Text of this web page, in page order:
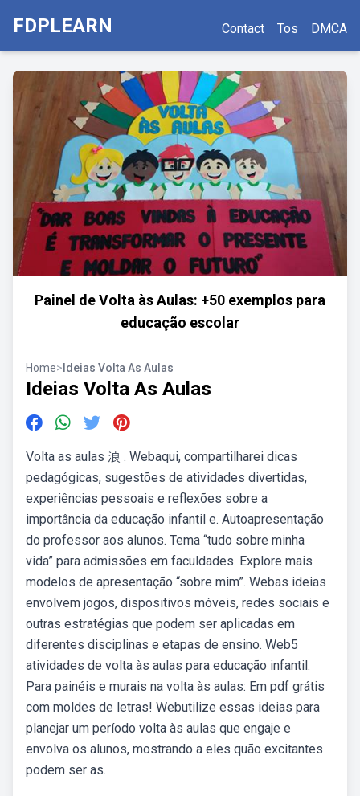
FDPLEARN Contact Tos DMCA
Painel de Volta às Aulas: +50 exemplos para
educação escolar
Home> Ideias Volta As Aulas
Ideias Volta As Aulas
Volta as aulas 浪 . Webaqui, compartilharei dicas
pedagógicas, sugestões de atividades divertidas,
experiências pessoais e reflexões sobre a
importância da educação infantil e. Autoapresentação
do professor aos alunos. Tema “tudo sobre minha
vida” para admissões em faculdades. Explore mais
modelos de apresentação “sobre mim”. Webas ideias
envolvem jogos, dispositivos móveis, redes sociais e
outras estratégias que podem ser aplicadas em
diferentes disciplinas e etapas de ensino. Web5
atividades de volta às aulas para educação infantil.
Para painéis e murais na volta às aulas: Em pdf grátis
com moldes de letras! Webutilize essas ideias para
planejar um período volta às aulas que engaje e
envolva os alunos, mostrando a eles quão excitantes
podem ser as.